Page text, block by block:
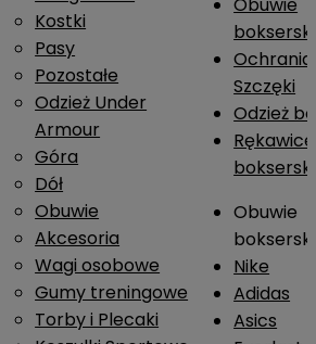
Kostki
Pasy
Pozostałe
Odzież Under
Armour
Góra
Dół
Obuwie
Akcesoria
Wagi osobowe
Gumy treningowe
Torby i Plecaki
Szczęki
Odzież
Rękawice
Obuwie
Nike
Adidas
Asics